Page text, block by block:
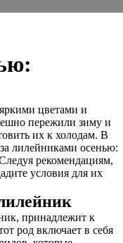
цветами и
пережили зиму и
их к холодам. В
лилейниками осенью:
рекомендациям,
условия для их
принадлежит к
род включает в себя